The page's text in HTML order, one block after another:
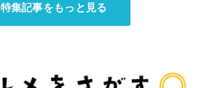
特集記事をもっと見る